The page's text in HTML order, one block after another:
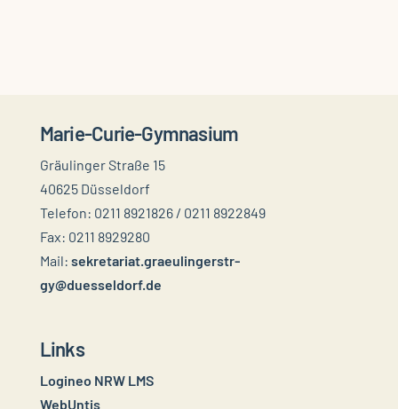
Marie-Curie-Gymnasium
Gräulinger Straße 15
40625 Düsseldorf
Telefon: 0211 8921826 / 0211 8922849
Fax: 0211 8929280
Mail: sekretariat.graeulingerstr-
gy@duesseldorf.de
Links
Logineo NRW LMS
WebUntis